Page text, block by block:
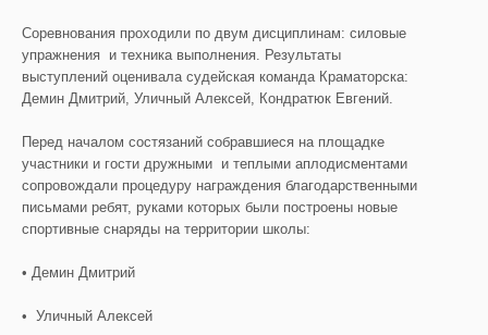
Соревнования проходили по двум дисциплинам: силовые
упражнения и техника выполнения. Результаты
выступлений оценивала судейская команда Краматорска:
Демин Дмитрий, Уличный Алексей, Кондратюк Евгений.
Перед началом состязаний собравшиеся на площадке
участники и гости дружными и теплыми аплодисментами
сопровождали процедуру награждения благодарственными
письмами ребят, руками которых были построены новые
спортивные снаряды на территории школы:
• Демин Дмитрий
• Уличный Алексей